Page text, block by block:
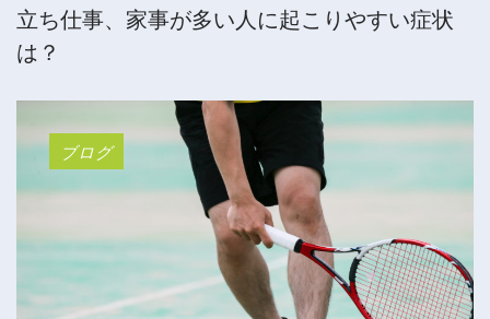
立ち仕事、家事が多い人に起こりやすい症状
は？
ブログ